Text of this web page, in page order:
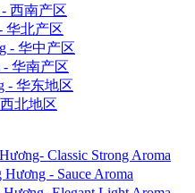
西南产区
华北产区
- 华中产区
- 华南产区
- 华东地区
北地区
Classic Strong Aroma
- Sauce Aroma